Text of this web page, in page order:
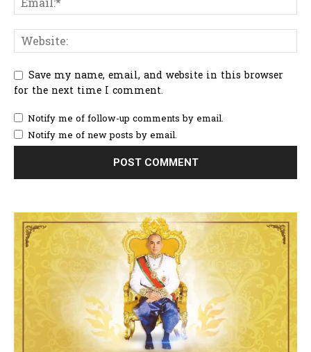
Save my name, email, and website in this browser
for the next time I comment.
Notify me of follow-up comments by email.
Notify me of new posts by email.